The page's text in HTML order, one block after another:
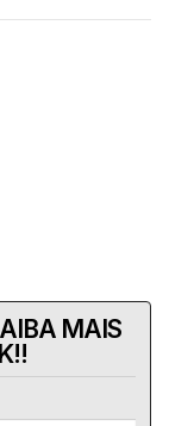
MAIS